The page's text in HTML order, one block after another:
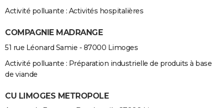
Bricolage
Lifestyle
Culture
Sport
Auto
Television
Voyage
Cinema
Activité polluante : Activités hospitalières
COMPAGNIE MADRANGE
51 rue Léonard Samie - 87000 Limoges
Activité polluante : Préparation industrielle de produits à base
de viande
CU LIMOGES METROPOLE